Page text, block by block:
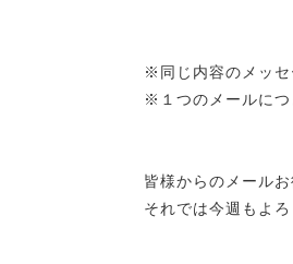
※同じ内容のメッセ
※１つのメールにつ
皆様からのメール
それでは今週もよ